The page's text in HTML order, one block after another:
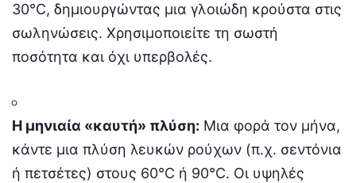
30°C, δημιουργώντας μια γλοιώδη κρούστα στις
σωληνώσεις. Χρησιμοποιείτε τη σωστή
ποσότητα και όχι υπερβολές.
Η μηνιαία «καυτή» πλύση: Μια φορά τον μήνα,
κάντε μια πλύση λευκών ρούχων (π.χ. σεντόνια
ή πετσέτες) στους 60°C ή 90°C. Οι υψηλές